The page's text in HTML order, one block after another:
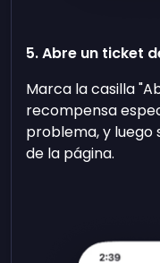
5. Abre un ticket
Marca la casilla
recompensa
problema, y luego
de la página.